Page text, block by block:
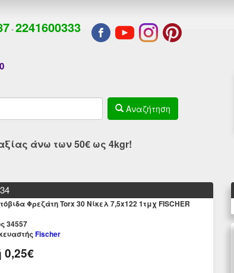
-2241600333
Αναζήτηση
άνω των 50€ ως 4kgr!
Φρεζάτη Torx 30 Νίκελ 7,5x122 1τμχ FISCHER
34557
Fischer
0,25€